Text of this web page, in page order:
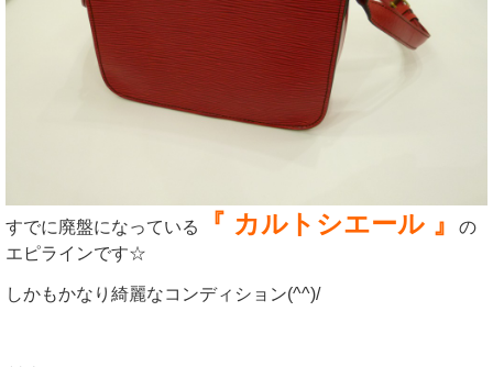
すでに廃盤になっている 『 カルトシエール 』
の
エピラインです☆
しかもかなり綺麗なコンディション(^^)/